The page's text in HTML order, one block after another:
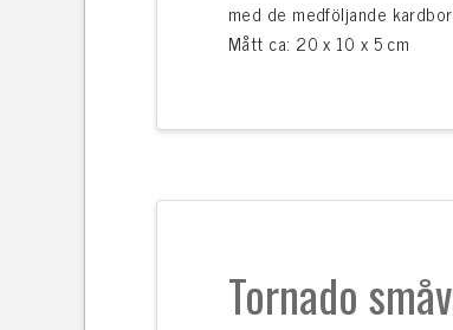
med de medföljande
Mått ca: 20 x 10 x 5 cm
Tornado